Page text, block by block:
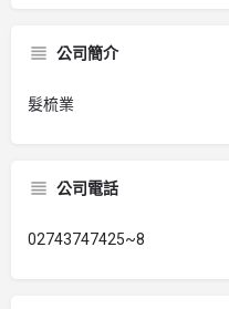
公司簡介
髮梳業
公司電話
02743747425~8